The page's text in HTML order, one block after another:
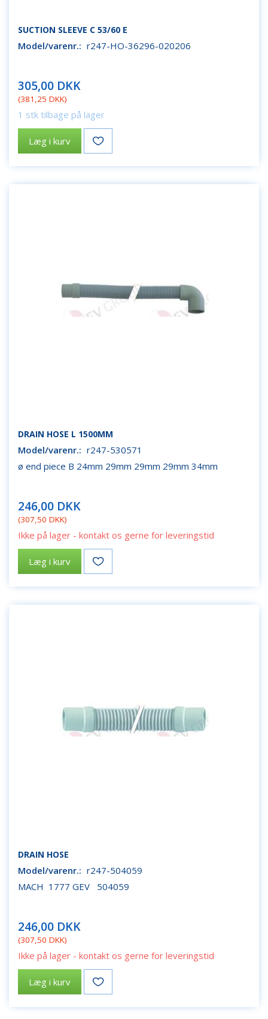
SUCTION SLEEVE C 53/60 E
Model/varenr.: r247-HO-36296-020206
305,00 DKK
(381,25 DKK)
1 stk tilbage på lager
Læg i kurv
DRAIN HOSE L 1500MM
Model/varenr.: r247-530571
ø end piece B 24mm 29mm 29mm 29mm 34mm
246,00 DKK
(307,50 DKK)
Ikke på lager - kontakt os gerne for leveringstid
Læg i kurv
DRAIN HOSE
Model/varenr.: r247-504059
MACH 1777 GEV 504059
246,00 DKK
(307,50 DKK)
Ikke på lager - kontakt os gerne for leveringstid
Læg i kurv